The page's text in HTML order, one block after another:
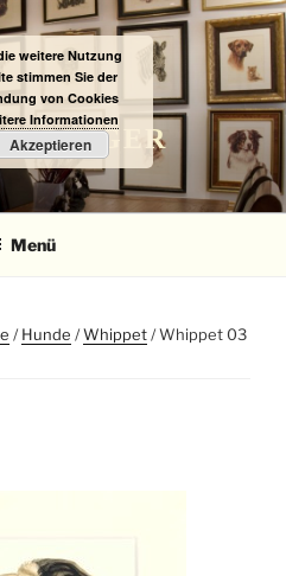
Menü
/Hunde /Whippet/ Whippet 03
weitere Nutzung
stimmen Sie der
von Cookies
Informationen
Akzeptieren